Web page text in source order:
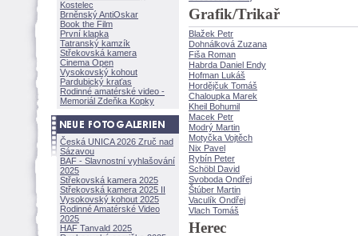
Kostelec
Brněnský AntiOskar
Book the Film
První klapka
Tatranský kamzík
Střekovská kamera
Cinema Open
Vysokovský kohout
Pardubický kraťas
Rodinné amatérské video -
Memoriál Zdeňka Kopky
Česká UNICA 2026 Zruč nad
Sázavou
BAF - Slavnostní vyhlašování
2025
Střekovská kamera 2025
Střekovská kamera 2025 II
Vysokovský kohout 2025
Rodinné Amatérské Video
2025
HAF Tanvald 2025
Grafik/Trikař
Blažek Petr
Dohnálková Zuzana
Fiša Roman
Habrda Daniel Endy
Hofman Luk
Hordějčuk Tom
Chaloupka Marek
Kheil Bohumil
Macek Petr
Modrý Martin
Motyčka Vojtěch
Nix Pavel
Rybín Peter
Schöbl David
Svoboda Ondřej
túber Martin
Vaculík Ondřej
Vlach Tom
Herec